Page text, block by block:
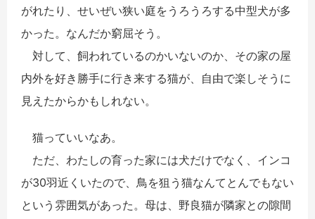
がれたり 、せいぜい狭い庭をうろうろする中型犬が多
かった。 なんだか窮屈そう。
対して、飼われているのかいないのか、その家の屋
内外を好き勝手に行き来する猫が、自由で楽しそうに
見えたからかもしれない。
猫っていいなあ。
ただ、わたしの育った家には犬だけでなく、インコ
が30羽近くいたので、鳥を狙う猫なんてとんでもない
という雰囲気があった。母は、野良猫が隣家との隙間